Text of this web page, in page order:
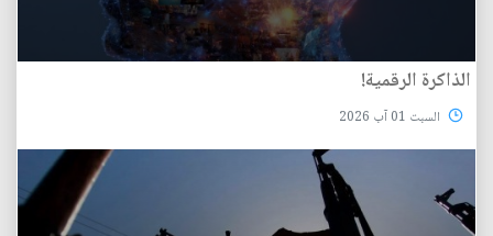
الذاكرة الرقمية!
السبت 01 آب 2026